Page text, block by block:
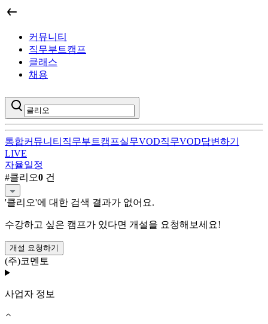
커뮤니티
직무부트캠프
클래스
채용
통합커뮤니티 직무부트캠프실무VOD직무VOD답변하기
클리오
LIVE
자율일정
#클리오0 건
'클리오'에 대한 검색 결과가 없어요.
수강하고 싶은 캠프가 있다면 개설을 요청해보세요!
개설 요청하기
(주)코멘토
사업자 정보